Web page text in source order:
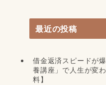
最近の投稿
借金返済スピードが
養講座」で人生が変
料】